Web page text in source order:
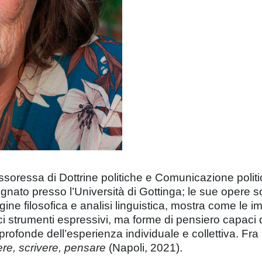
di Dottrine politiche e Comunicazione
presso l’Università di Gottinga; le sue opere
filosofica e analisi linguistica, mostra come le
strumenti espressivi, ma forme di pensiero
dell’esperienza individuale e collettiva.
scrivere, pensare (Napoli, 2021).